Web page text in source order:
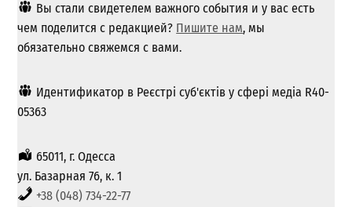
Вы стали свидетелем важного события и у вас есть
чем поделится с редакцией? Пишите нам, мы
обязательно свяжемся с вами.
Идентификатор в Реєстрі суб'єктів у сфері медіа R40-
05363
65011, г. Одесса
ул. Базарная 76, к. 1
+38 (048) 734-22-77